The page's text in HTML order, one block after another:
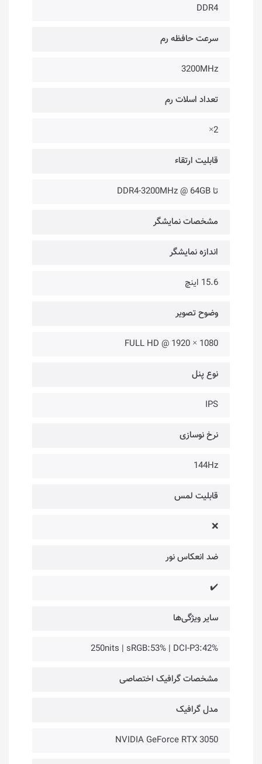
DDR4
سرعت حافظه رم
3200MHz
تعداد اسلات رم
2×
قابلیت ارتقاء
تا DDR4-3200MHz @ 64GB
مشخصات نمایشگر
اندازه نمایشگر
15.6 اینچ
وضوح تصویر
1080 × 1920 @ FULL HD
نوع پنل
IPS
نرخ نوسازی
144Hz
قابلیت لمس
❌
ضد انعکاس نور
✔️
سایر ویژگی‌ها
250nits | sRGB:53% | DCI-P3:42%
مشخصات گرافیک اختصاصی
مدل گرافیک
NVIDIA GeForce RTX 3050